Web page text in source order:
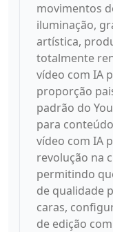
movimentos
iluminação,
artística,
totalmente
vídeo com IA
proporção
padrão do
para
vídeo com IA
revolução na
permitindo
de qualidade
caras,
de edição